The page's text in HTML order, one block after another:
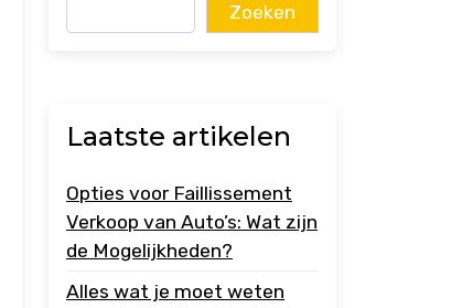
Zoeken
Laatste artikelen
Opties voor Faillissement
Verkoop van Auto’s: Wat zijn
de Mogelijkheden?
Alles wat je moet weten